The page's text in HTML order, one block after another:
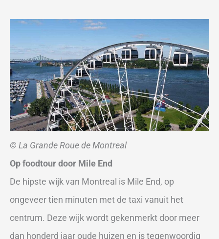
© La Grande Roue de Montreal
Op foodtour door Mile End
De hipste wijk van Montreal is Mile End, op
ongeveer tien minuten met de taxi vanuit het
centrum. Deze wijk wordt gekenmerkt door meer
dan honderd jaar oude huizen en is tegenwoordig